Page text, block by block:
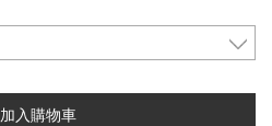
加入購物車